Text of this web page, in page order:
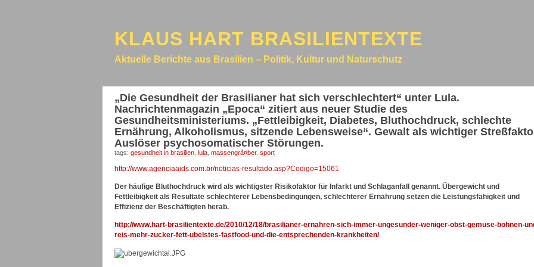
KLAUS HART BRASILIENTEXTE
Aktuelle Berichte aus Brasilien – Politik, Kultur und Naturschutz
„Die Gesundheit der Brasilianer hat sich verschlechtert“ unter Lula.
Nachrichtenmagazin „Epoca“ zitiert aus neuer Studie des
Gesundheitsministeriums. „Fettleibigkeit, Diabetes, Bluthochdruck, schlechte
Ernährung, Alkoholismus, sitzende Lebensweise“. Gewalt als wichtiger
Auslöser psychosomatischer Störungen.
tags: gesundheit in brasilien lula massengrã¤ber, sport
http://www.agenciaaids.com.br/noticias-resultado.asp?Codigo=15061
Der häufige Bluthochdruck wird als wichtigster Risikofaktor für Infarkt und Schlaganfall genannt. Übergewicht und
Fettleibigkeit als Resultate schlechterer Lebensbedingungen, schlechterer Ernährung setzen die Leistungsfähigkeit und
Effizienz der Beschäftigten herab.
http://www.hart-brasilientexte.de/2010/12/18/brasilianer-ernahren-sich-immer-ungesunder-weniger-obst-gemuse-bohnen-
reis-mehr-zucker-fett-ubelstes-fastfood-und-die-entsprechenden-krankheiten/